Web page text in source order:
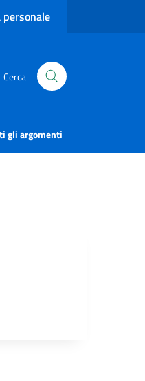
personale
Cerca
gli argomenti